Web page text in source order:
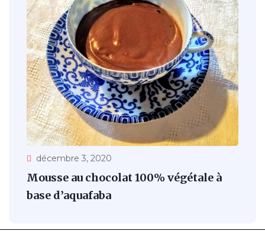
décembre 3, 2020
Mousse au chocolat 100% végétale à
base d’aquafaba